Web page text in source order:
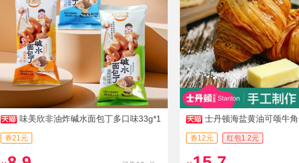
味美欣非油炸碱水面包丁多口味33g*1
0袋
券21元
士丹顿海盐黄油可颂牛
券12元 红包1.2元